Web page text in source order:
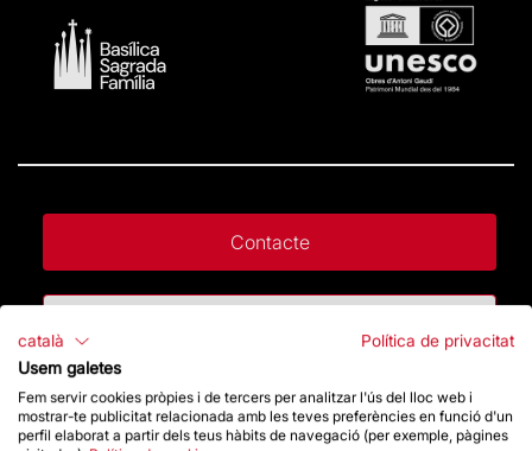
Contacte
Botiga
català
Política de privacitat
Usem galetes
Fem servir cookies pròpies i de tercers per analitzar l'ús del lloc web i
mostrar-te publicitat relacionada amb les teves preferències en funció d'un
perfil elaborat a partir dels teus hàbits de navegació (per exemple, pàgines